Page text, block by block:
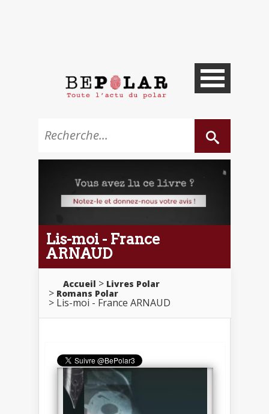
Lis-moi - France
ARNAUD
Accueil
Livres Polar
Romans Polar
Lis-moi - France ARNAUD